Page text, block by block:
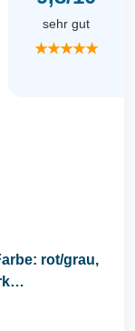
sehr gut
★★★★★
rot/grau,